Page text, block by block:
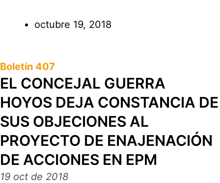
octubre 19, 2018
Boletín 407
EL CONCEJAL GUERRA
HOYOS DEJA CONSTANCIA DE
SUS OBJECIONES AL
PROYECTO DE ENAJENACIÓN
DE ACCIONES EN EPM
19 oct de 2018